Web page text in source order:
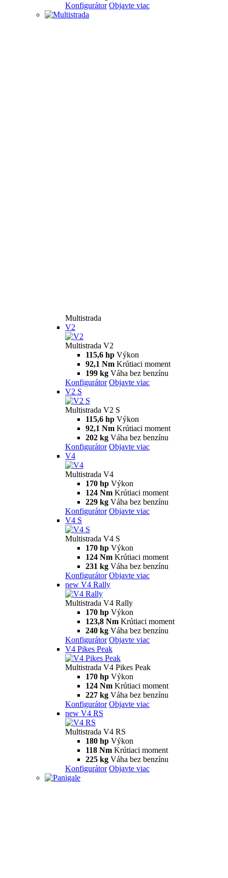
Konfigurátor Objavte viac
Multistrada
V2
Multistrada V2
115,6 hp Výkon
92,1 Nm Krútiaci moment
199 kg Váha bez benzínu
Konfigurátor Objavte viac
V2 S
Multistrada V2 S
115,6 hp Výkon
92,1 Nm Krútiaci moment
202 kg Váha bez benzínu
Konfigurátor Objavte viac
V4
Multistrada V4
170 hp Výkon
124 Nm Krútiaci moment
229 kg Váha bez benzínu
Konfigurátor Objavte viac
V4 S
Multistrada V4 S
170 hp Výkon
124 Nm Krútiaci moment
231 kg Váha bez benzínu
Konfigurátor Objavte viac
new V4 Rally
Multistrada V4 Rally
170 hp Výkon
123,8 Nm Krútiaci moment
240 kg Váha bez benzínu
Konfigurátor Objavte viac
V4 Pikes Peak
Multistrada V4 Pikes Peak
170 hp Výkon
124 Nm Krútiaci moment
227 kg Váha bez benzínu
Konfigurátor Objavte viac
new V4 RS
Multistrada V4 RS
180 hp Výkon
118 Nm Krútiaci moment
225 kg Váha bez benzínu
Konfigurátor Objavte viac